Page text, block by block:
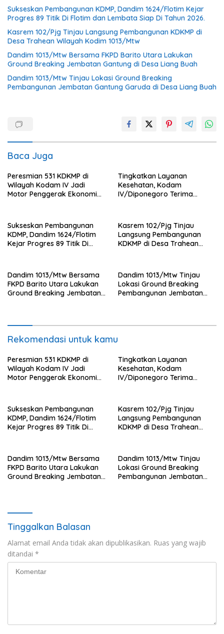
Sukseskan Pembangunan KDMP, Dandim 1624/Flotim Kejar
Progres 89 Titik Di Flotim dan Lembata Siap Di Tahun 2026.
Kasrem 102/Pjg Tinjau Langsung Pembangunan KDKMP di
Desa Trahean Wilayah Kodim 1013/Mtw
Dandim 1013/Mtw Bersama FKPD Barito Utara Lakukan
Ground Breaking Jembatan Gantung di Desa Liang Buah
Dandim 1013/Mtw Tinjau Lokasi Ground Breaking
Pembangunan Jembatan Gantung Garuda di Desa Liang Buah
Baca Juga
Peresmian 531 KDKMP di
Wilayah Kodam IV Jadi
Motor Penggerak Ekonomi
Tingkatkan Layanan
Kesehatan, Kodam
IV/Diponegoro Terima
Sukseskan Pembangunan
KDMP, Dandim 1624/Flotim
Kejar Progres 89 Titik Di
Kasrem 102/Pjg Tinjau
Langsung Pembangunan
KDKMP di Desa Trahean
Dandim 1013/Mtw Bersama
FKPD Barito Utara Lakukan
Ground Breaking Jembatan
Dandim 1013/Mtw Tinjau
Lokasi Ground Breaking
Pembangunan Jembatan
Rekomendasi untuk kamu
Peresmian 531 KDKMP di
Wilayah Kodam IV Jadi
Motor Penggerak Ekonomi
Tingkatkan Layanan
Kesehatan, Kodam
IV/Diponegoro Terima
Sukseskan Pembangunan
KDMP, Dandim 1624/Flotim
Kejar Progres 89 Titik Di
Kasrem 102/Pjg Tinjau
Langsung Pembangunan
KDKMP di Desa Trahean
Dandim 1013/Mtw Bersama
FKPD Barito Utara Lakukan
Ground Breaking Jembatan
Dandim 1013/Mtw Tinjau
Lokasi Ground Breaking
Pembangunan Jembatan
Tinggalkan Balasan
Alamat email Anda tidak akan dipublikasikan. Ruas yang wajib
ditandai *